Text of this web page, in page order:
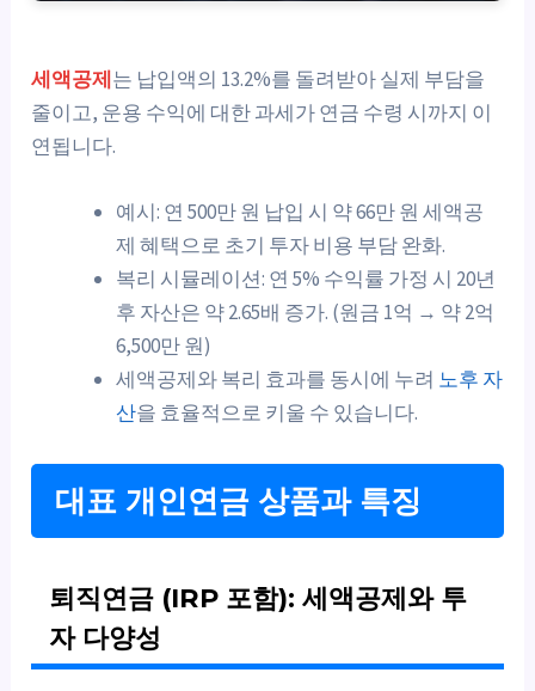
세액공제는 납입액의 13.2%를 돌려받아 실제 부담을
줄이고, 운용 수익에 대한 과세가 연금 수령 시까지 이
연됩니다.
예시: 연 500만 원 납입 시 약 66만 원 세액공
제 혜택으로 초기 투자 비용 부담 완화.
복리 시뮬레이션: 연 5% 수익률 가정 시 20년
후 자산은 약 2.65배 증가. (원금 1억 → 약 2억
6,500만 원)
세액공제와 복리 효과를 동시에 누려 노후 자
산을 효율적으로 키울 수 있습니다.
대표 개인연금 상품과 특징
퇴직연금 (IRP 포함): 세액공제와 투
자 다양성